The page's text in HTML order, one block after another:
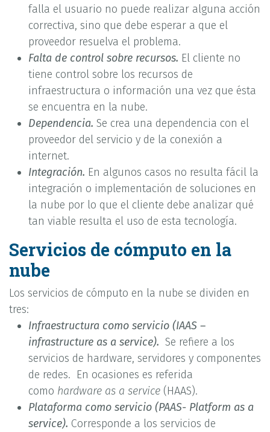
falla el usuario no puede realizar alguna acción
correctiva, sino que debe esperar a que el
proveedor resuelva el problema.
Falta de control sobre recursos. El cliente no
tiene control sobre los recursos de
infraestructura o información una vez que ésta
se encuentra en la nube.
Dependencia. Se crea una dependencia con el
proveedor del servicio y de la conexión a
internet.
Integración. En algunos casos no resulta fácil la
integración o implementación de soluciones en
la nube por lo que el cliente debe analizar qué
tan viable resulta el uso de esta tecnología.
Servicios de cómputo en la
nube
Los servicios de cómputo en la nube se dividen en
tres:
Infraestructura como servicio (IAAS –
infrastructure as a service). Se refiere a los
servicios de hardware, servidores y componentes
de redes. En ocasiones es referida
como hardware as a service (HAAS).
Plataforma como servicio (PAAS- Platform as a
service). Corresponde a los servicios de